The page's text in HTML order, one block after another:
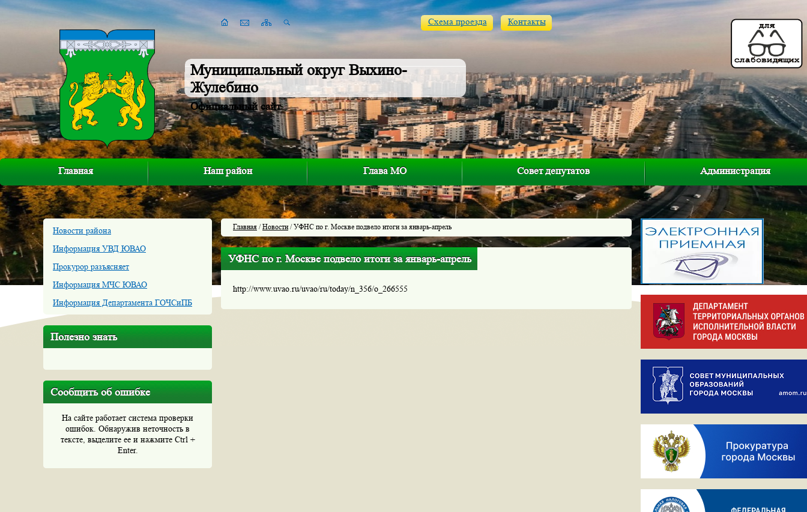
Муниципальный округ Выхино-
Жулебино
Официальный сайт
Схема проезда Контакты
Главная Наш район Глава МО Совет депутатов Администрация
Новости района
Информация УВД ЮВАО
Прокурор разъясняет
Информация МЧС ЮВАО
Информация Департамента ГОЧСиПБ
Полезно знать
Сообщить об ошибке
На сайте работает система проверки
ошибок. Обнаружив неточность в
тексте, выделите ее и нажмите Ctrl +
Enter.
Главная /Новости/ УФНС по г. Москве подвело итоги за январь-апрель
УФНС по г. Москве подвело итоги за январь-апрель
http://www.uvao.ru/uvao/ru/today/n_356/o_266555